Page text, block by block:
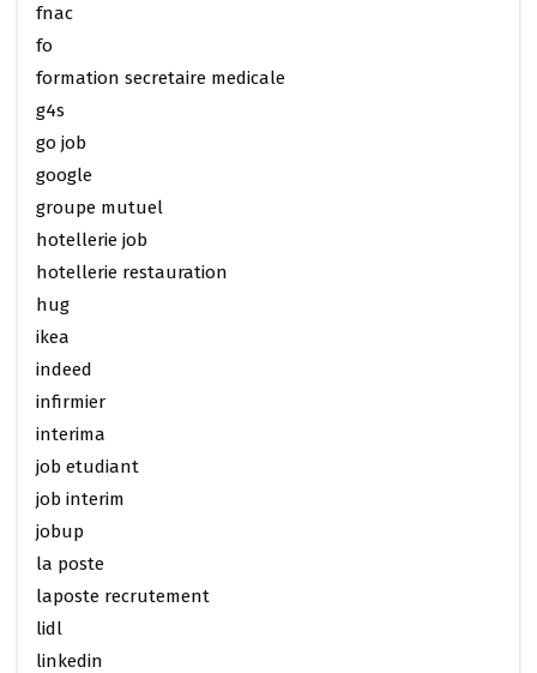
fnac
fo
formation secretaire medicale
g4s
go job
google
groupe mutuel
hotellerie job
hotellerie restauration
hug
ikea
indeed
infirmier
interima
job etudiant
job interim
jobup
la poste
laposte recrutement
lidl
linkedin